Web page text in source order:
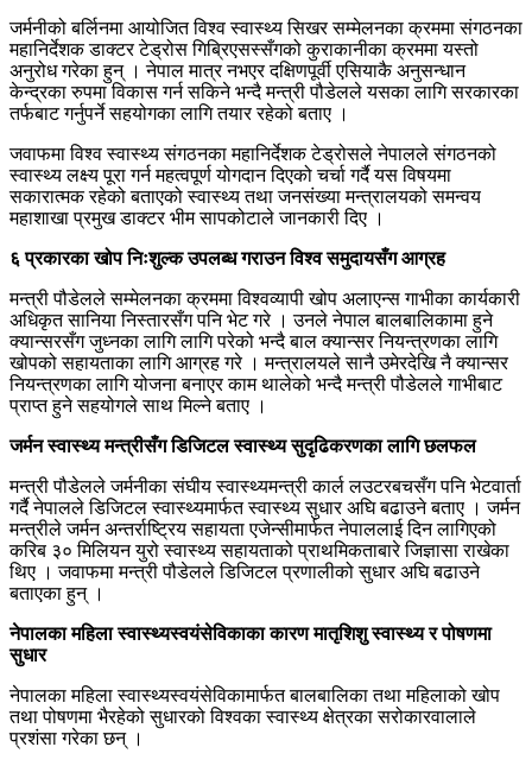
जर्मनीको बर्लिनमा आयोजित विश्व स्वास्थ्य सिखर सम्मेलनका क्रममा संगठनका
महानिर्देशक डाक्टर टेड्रोस गिब्रिएसस्सँगको कुराकानीका क्रममा यस्तो
अनुरोध गरेका हुन् । नेपाल मात्र नभएर दक्षिणपूर्वी एसियाकै अनुसन्धान
केन्द्रका रुपमा विकास गर्न सकिने भन्दै मन्त्री पौडेलले यसका लागि सरकारका
तर्फबाट गर्नुपर्ने सहयोगका लागि तयार रहेको बताए ।
जवाफमा विश्व स्वास्थ्य संगठनका महानिर्देशक टेड्रोसले नेपालले संगठनको
स्वास्थ्य लक्ष्य पूरा गर्न महत्वपूर्ण योगदान दिएको चर्चा गर्दै यस विषयमा
सकारात्मक रहेको बताएको स्वास्थ्य तथा जनसंख्या मन्त्रालयको समन्वय
महाशाखा प्रमुख डाक्टर भीम सापकोटाले जानकारी दिए ।
६ प्रकारका खोप निःशुल्क उपलब्ध गराउन विश्व समुदायसँग आग्रह
मन्त्री पौडेलले सम्मेलनका क्रममा विश्वव्यापी खोप अलाएन्स गाभीका कार्यकारी
अधिकृत सानिया निस्तारसँग पनि भेट गरे । उनले नेपाल बालबालिकामा हुने
क्यान्सरसँग जुध्नका लागि लागि परेको भन्दै बाल क्यान्सर नियन्त्रणका लागि
खोपको सहायताका लागि आग्रह गरे । मन्त्रालयले सानै उमेरदेखि नै क्यान्सर
नियन्त्रणका लागि योजना बनाएर काम थालेको भन्दै मन्त्री पौडेलले गाभीबाट
प्राप्त हुने सहयोगले साथ मिल्ने बताए ।
जर्मन स्वास्थ्य मन्त्रीसँग डिजिटल स्वास्थ्य सुदृढिकरणका लागि छलफल
मन्त्री पौडेलले जर्मनीका संघीय स्वास्थ्यमन्त्री कार्ल लउटरबचसँग पनि भेटवार्ता
गर्दै नेपालले डिजिटल स्वास्थ्यमार्फत स्वास्थ्य सुधार अघि बढाउने बताए । जर्मन
मन्त्रीले जर्मन अन्तर्राष्ट्रिय सहायता एजेन्सीमार्फत नेपाललाई दिन लागिएको
करिब ३० मिलियन युरो स्वास्थ्य सहायताको प्राथमिकताबारे जिज्ञासा राखेका
थिए । जवाफमा मन्त्री पौडेलले डिजिटल प्रणालीको सुधार अघि बढाउने
बताएका हुन् ।
नेपालका महिला स्वास्थ्यस्वयंसेविकाका कारण मातृशिशु स्वास्थ्य र पोषणमा
सुधार
नेपालका महिला स्वास्थ्यस्वयंसेविकामार्फत बालबालिका तथा महिलाको खोप
तथा पोषणमा भैरहेको सुधारको विश्वका स्वास्थ्य क्षेत्रका सरोकारवालाले
प्रशंसा गरेका छन् ।